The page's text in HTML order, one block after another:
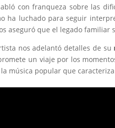
con franqueza sobre las
ha luchado para seguir
aseguró que el legado familiar
nos adelantó detalles de su
un viaje por los
música popular que